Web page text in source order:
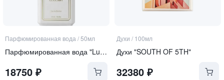
Парфюмированная вода/50мл
Парфюмированная вода "Lullaby"
18750 ₽
Духи / 100мл
Духи "SOUTH OF 5TH"
32380₽